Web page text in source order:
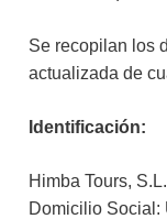
Se recopilan los
actualizada de
Identificación:
Himba Tours, S.L.
Domicilio Social: